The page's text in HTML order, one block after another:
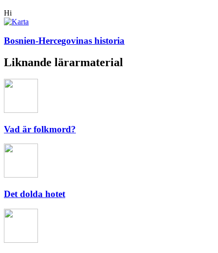
Hi
Bosnien-Hercegovinas historia
Liknande lärarmaterial
Vad är folkmord?
Det dolda hotet